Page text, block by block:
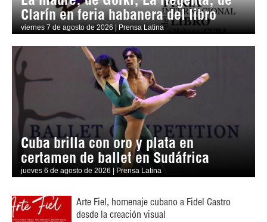
Clarín en feria habanera del libro
viernes 7 de agosto de 2026 | Prensa Latina
Cuba brilla con oro y plata en
certamen de ballet en Sudáfrica
jueves 6 de agosto de 2026 | Prensa Latina
Arte Fiel, homenaje cubano a Fidel Castro
desde la creación visual